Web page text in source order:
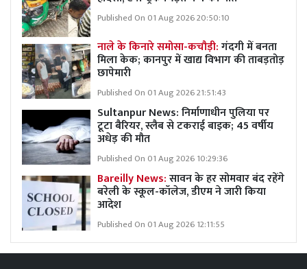
Published On 01 Aug 2026 20:50:10
नाले के किनारे समोसा-कचौड़ी:गंदगी में बनता
मिला केक; कानपुर में खाद्य विभाग की ताबड़तोड़
छापेमारी
Published On 01 Aug 2026 21:51:43
Sultanpur News: निर्माणाधीन पुलिया पर
टूटा बैरियर, स्लैब से टकराई बाइक; 45 वर्षीय
अधेड़ की मौत
Published On 01 Aug 2026 10:29:36
Bareilly News:सावन के हर सोमवार बंद रहेंगे
बरेली के स्कूल-कॉलेज, डीएम ने जारी किया
आदेश
Published On 01 Aug 2026 12:11:55